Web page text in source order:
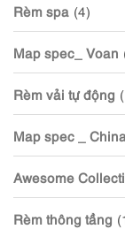
Rèm spa (4)
Map spec_ Voan
Rèm vải tự động
Map spec _ China
Awesome
Rèm thông tầng